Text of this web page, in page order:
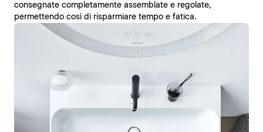
consegnate completamente assemblate e regolate,
permettendo così di risparmiare tempo e fatica.